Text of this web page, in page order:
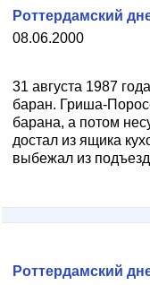
08.06.2000
Роттердамский
31 августа 1987
баран. Гриша-
барана, а потом
достал из ящика
выбежал из
Роттердамский